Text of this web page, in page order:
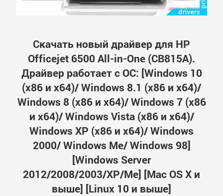
Скачать новый драйвер для HP
Officejet 6500 All-in-One (CB815A).
Драйвер работает с ОС: [Windows 10
(x86 и x64)/ Windows 8.1 (x86 и x64)/
Windows 8 (x86 и x64)/ Windows 7 (x86
и x64)/ Windows Vista (x86 и x64)/
Windows XP (x86 и x64)/ Windows
2000/ Windows Me/ Windows 98]
[Windows Server
2012/2008/2003/XP/Me] [Mac OS X и
выше] [Linux 10 и выше]